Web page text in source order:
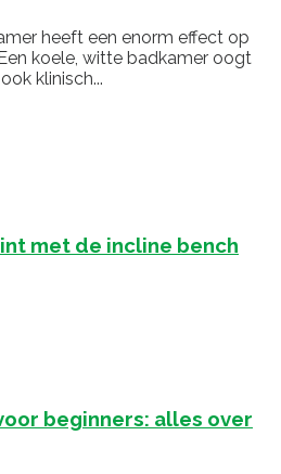
heeft een enorm effect op
koele, witte badkamer oogt
klinisch...
met de incline bench
beginners: alles over